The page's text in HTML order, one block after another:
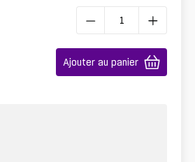
Ajouter au panier